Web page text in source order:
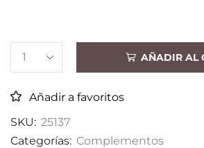
AÑADIR AL
Añadir a favoritos
SKU: 25137
Categorías: Complementos